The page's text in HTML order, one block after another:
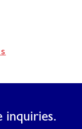
inquiries.